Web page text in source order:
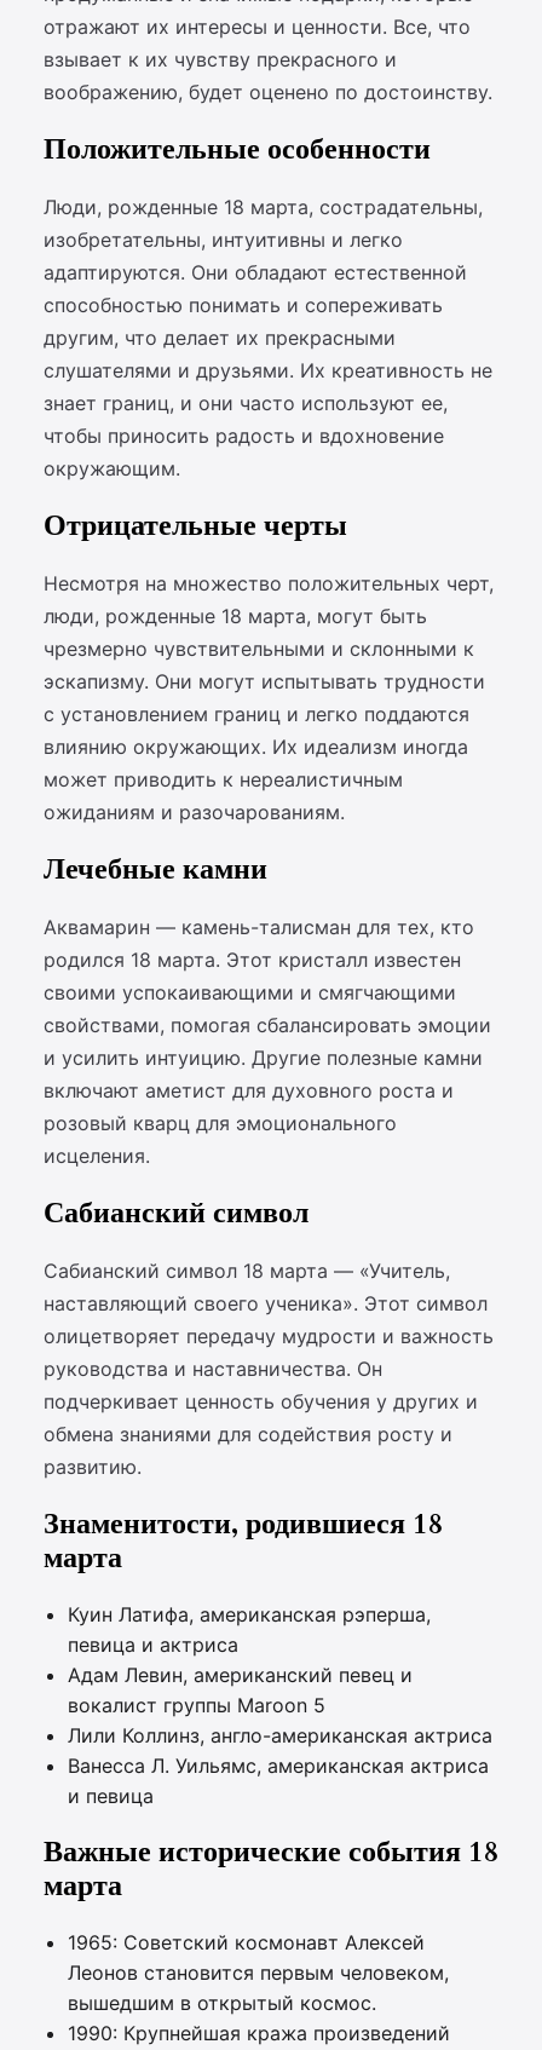
отражают их интересы и ценности. Все, что
взывает к их чувству прекрасного и
воображению, будет оценено по достоинству.
Положительные особенности
Люди, рожденные 18 марта, сострадательны,
изобретательны, интуитивны и легко
адаптируются. Они обладают естественной
способностью понимать и сопереживать
другим, что делает их прекрасными
слушателями и друзьями. Их креативность не
знает границ, и они часто используют ее,
чтобы приносить радость и вдохновение
окружающим.
Отрицательные черты
Несмотря на множество положительных черт,
люди, рожденные 18 марта, могут быть
чрезмерно чувствительными и склонными к
эскапизму. Они могут испытывать трудности
с установлением границ и легко поддаются
влиянию окружающих. Их идеализм иногда
может приводить к нереалистичным
ожиданиям и разочарованиям.
Лечебные камни
Аквамарин — камень-талисман для тех, кто
родился 18 марта. Этот кристалл известен
своими успокаивающими и смягчающими
свойствами, помогая сбалансировать эмоции
и усилить интуицию. Другие полезные камни
включают аметист для духовного роста и
розовый кварц для эмоционального
исцеления.
Сабианский символ
Сабианский символ 18 марта — «Учитель,
наставляющий своего ученика». Этот символ
олицетворяет передачу мудрости и важность
руководства и наставничества. Он
подчеркивает ценность обучения у других и
обмена знаниями для содействия росту и
развитию.
Знаменитости, родившиеся 18
марта
Куин Латифа, американская рэперша,
певица и актриса
Адам Левин, американский певец и
вокалист группы Maroon 5
Лили Коллинз, англо-американская актриса
Ванесса Л. Уильямс, американская актриса
и певица
Важные исторические события 18
марта
1965: Советский космонавт Алексей
Леонов становится первым человеком,
вышедшим в открытый космос.
1990: Крупнейшая кража произведений